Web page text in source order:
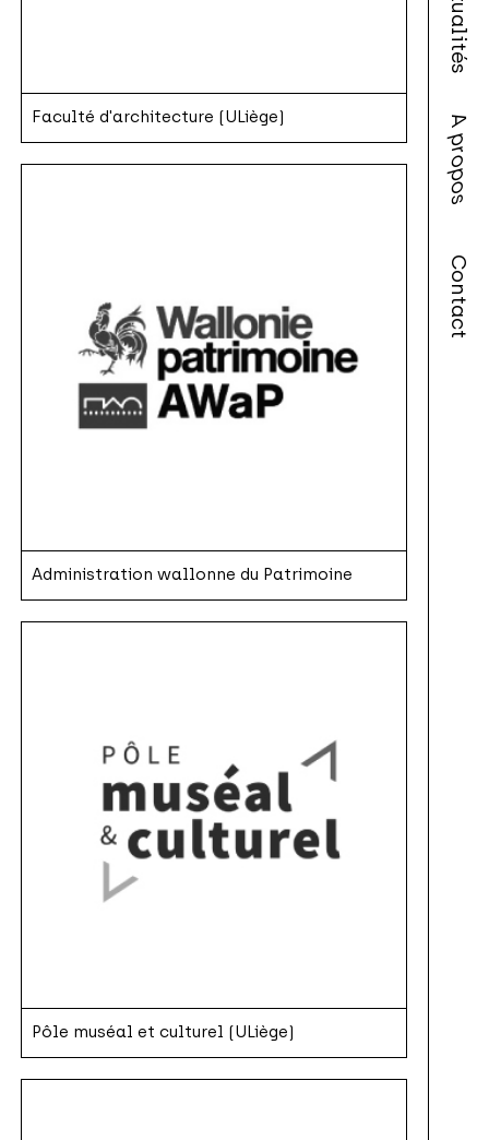
A propos
Contact
Faculté d'architecture (ULiège)
Administration wallonne du Patrimoine
Pôle muséal et culturel (ULiège)